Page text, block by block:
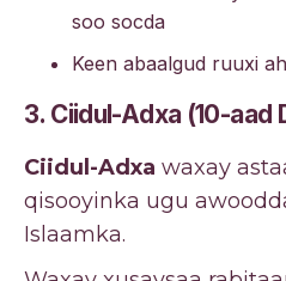
soo socda
Keen abaalgud ruuxi
3. Ciidul-Adxa (10-aad
Ciidul-Adxa waxay
qisooyinka ugu
Islaamka.